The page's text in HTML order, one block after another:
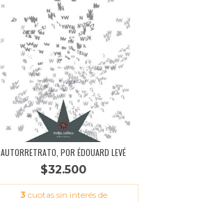
AUTORRETRATO, POR ÉDOUARD LEVÉ
$32.500
3 cuotas sin interés de